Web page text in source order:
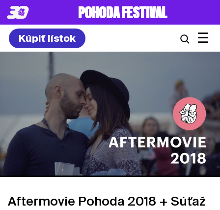
POHODA FESTIVAL
Kúpiť lístok ☰
Aftermovie Pohoda 2018 + Súťaž